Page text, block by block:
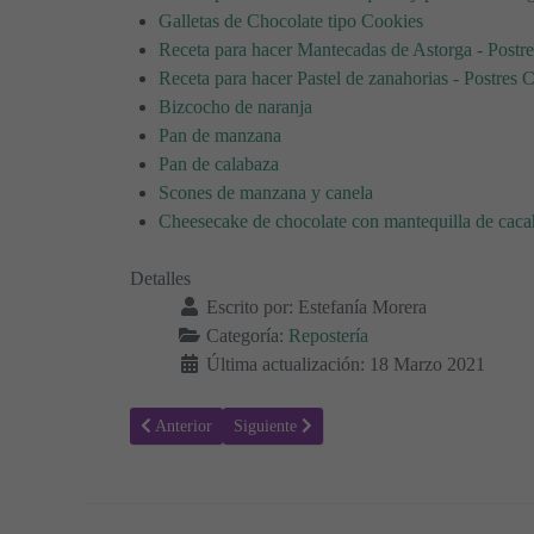
Galletas de Chocolate tipo Cookies
Receta para hacer Mantecadas de Astorga -
Receta para hacer Pastel de zanahorias - Postres
Bizcocho de naranja
Pan de manzana
Pan de calabaza
Scones de manzana y canela
Cheesecake de chocolate con mantequilla de
Detalles
Escrito por: Estefanía Morera
Categoría: Repostería
Última actualización: 18 Marzo 2021
Artículo anterior: Receta para hacer Brownies de Snickers
Anterior Artículo siguiente: Receta para hacer
Siguiente